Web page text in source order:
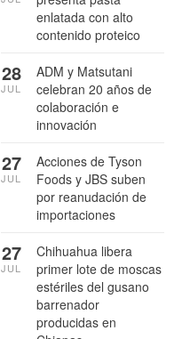
enlatada con alto
contenido proteico
ADM y Matsutani
celebran 20 años de
colaboración e
innovación
28
JUL
Acciones de Tyson
Foods y JBS suben
por reanudación de
importaciones
27
JUL
Chihuahua libera
primer lote de moscas
estériles del gusano
barrenador
producidas en
27
JUL